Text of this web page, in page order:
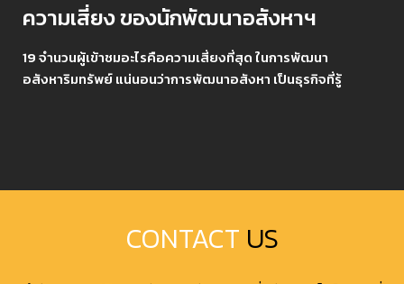
ความเสี่ยง ของนักพัฒนาอสังหาฯ
19 จำนวนผู้เข้าชมอะไรคือความเสี่ยงที่สุด ในการพัฒนา
อสังหาริมทรัพย์ แน่นอนว่าการพัฒนาอสังหา เป็นธุรกิจที่รู้
CONTACT US